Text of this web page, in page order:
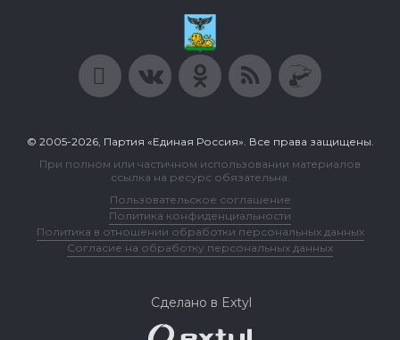
© 2005-2026, Партия «Единая Россия». Все права защищены.
При полном или частичном использовании материалов
ссылка на ресурс обязательна.
Пользовательское соглашение
Политика конфиденциальности
Политика в отношении обработки персональных данных
Согласие на обработку персональных данных
Сделано в Extyl